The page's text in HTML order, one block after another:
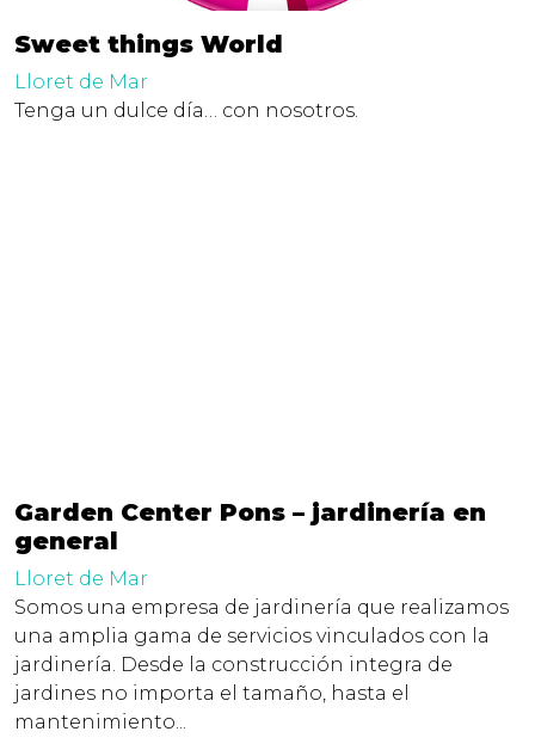
Sweet things World
Lloret de Mar
Tenga un dulce día… con nosotros.
Garden Center Pons – jardinería en
general
Lloret de Mar
Somos una empresa de jardinería que realizamos
una amplia gama de servicios vinculados con la
jardinería. Desde la construcción integra de
jardines no importa el tamaño, hasta el
mantenimiento...